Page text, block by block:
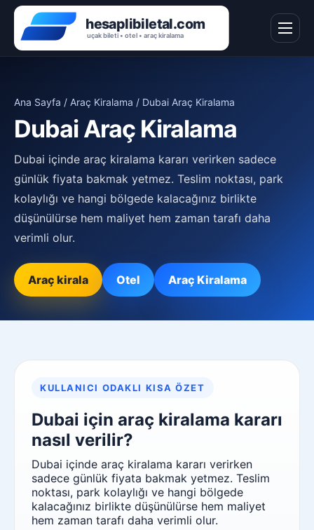
Ana Sayfa / Araç Kiralama / Dubai Araç Kiralama
Dubai Araç Kiralama
Dubai içinde araç kiralama kararı verirken sadece
günlük fiyata bakmak yetmez. Teslim noktası, park
kolaylığı ve hangi bölgede kalacağınız birlikte
düşünülürse hem maliyet hem zaman tarafı daha
verimli olur.
Araç kirala Otel Araç Kiralama
KULLANICI ODAKLI KISA ÖZET
Dubai için araç kiralama kararı
nasıl verilir?
Dubai içinde araç kiralama kararı verirken
sadece günlük fiyata bakmak yetmez. Teslim
noktası, park kolaylığı ve hangi bölgede
kalacağınız birlikte düşünülürse hem maliyet
hem zaman tarafı daha verimli olur.